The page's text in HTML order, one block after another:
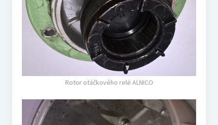
Rotor otáčkového relé ALNICO